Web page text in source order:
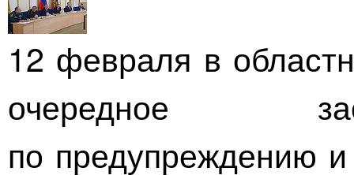
12 февраля в
очередное
по предупреждению